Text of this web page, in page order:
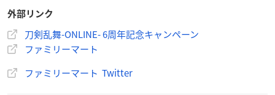
外部リンク
刀剣乱舞-ONLINE- 6周年記念キャンペーン
ファミリーマート
ファミリーマート Twitter